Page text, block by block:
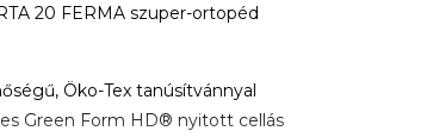
20 FERMA szuper-ortopéd
Öko-Tex tanúsítvánnyal
Green Form HD® nyitott cellás